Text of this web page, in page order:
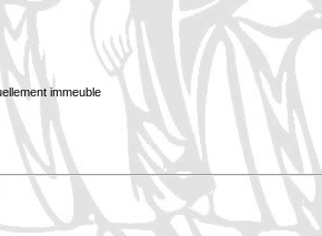
immeuble